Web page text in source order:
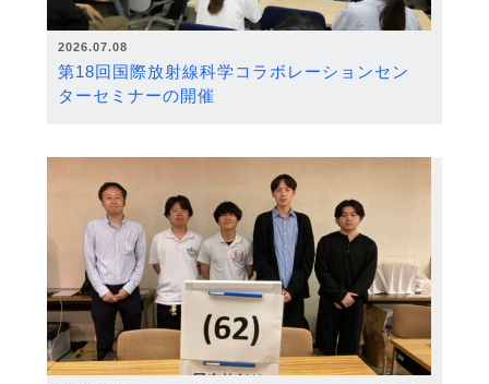
2026.07.08
第18回国際放射線科学コラボレーションセン
ターセミナーの開催